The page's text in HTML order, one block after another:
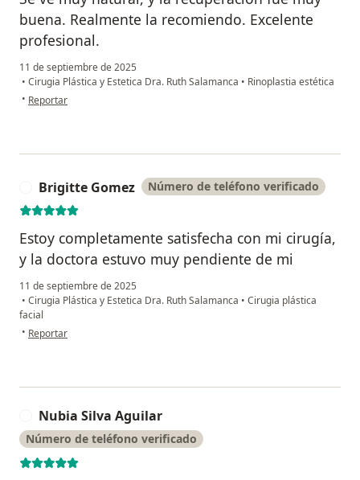
buena. Realmente la recomiendo. Excelente
profesional.
11 de septiembre de 2025
• Cirugia Plástica y Estetica Dra. Ruth Salamanca • Rinoplastia estética
• en opinión del usuario Isabella
Reportar
Brigitte Gomez Número de teléfono verificado
Estoy completamente satisfecha con mi cirugía,
y la doctora estuvo muy pendiente de mi
11 de septiembre de 2025
• Cirugia Plástica y Estetica Dra. Ruth Salamanca • Cirugia plástica
facial
• en opinión del usuario Brigitte Gomez
Reportar
Nubia Silva Aguilar
Número de teléfono verificado